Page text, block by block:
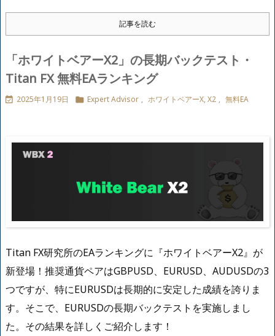
記事を読む
「ホワイトベアーX2」の長期バックテスト・
Titan FX 無料EAランキング
 2025年1月19日  Expert Advisor , ホワイトベアーX, X2 , 無料EA
Titan FX研究所のEAランキングに『ホワイトベアーX2』が
新登場！推奨通貨ペアはGBPUSD、EURUSD、AUDUSDの3
つですが、特にEURUSDは長期的に安定した成績を誇りま
す。そこで、EURUSDの長期バックテストを実施しまし
た。その結果を詳しくご紹介します！